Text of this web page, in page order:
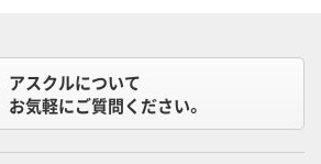
アスクルについて
お気軽にご質問ください。